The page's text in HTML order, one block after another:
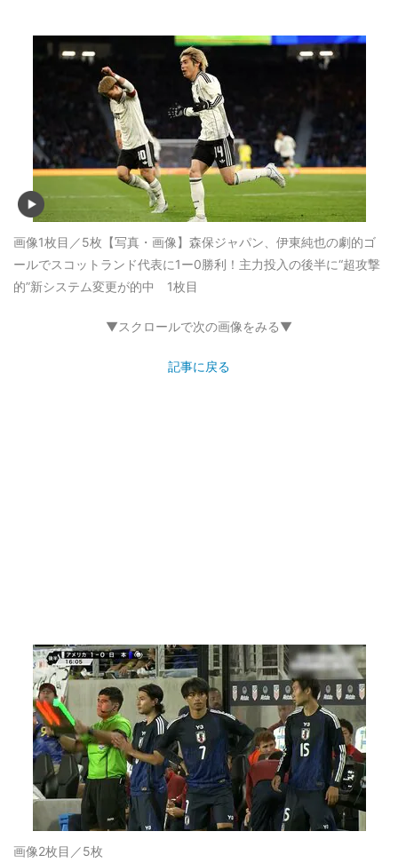
画像1枚目／5枚 【写真・画像】森保ジャパン、伊東純也の劇的ゴ
ールでスコットランド代表に1ー0勝利！主力投入の後半に“超攻撃
的”新システム変更が的中 1枚目
▼スクロールで次の画像をみる▼
記事に戻る
画像2枚目／5枚